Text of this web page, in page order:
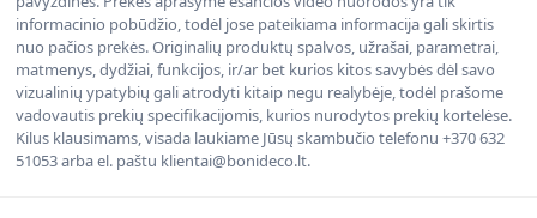
informacinio pobūdžio, todėl jose pateikiama informacija gali skirtis
nuo pačios prekės. Originalių produktų spalvos, užrašai, parametrai,
matmenys, dydžiai, funkcijos, ir/ar bet kurios kitos savybės dėl savo
vizualinių ypatybių gali atrodyti kitaip negu realybėje, todėl prašome
vadovautis prekių specifikacijomis, kurios nurodytos prekių kortelėse.
Kilus klausimams, visada laukiame Jūsų skambučio telefonu +370 632
51053 arba el. paštu klientai@bonideco.lt.